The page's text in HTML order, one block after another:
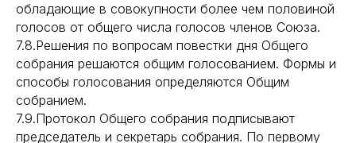
обладающие в совокупности более чем половиной
голосов от общего числа голосов членов Союза.
7.8.Решения по вопросам повестки дня Общего
собрания решаются общим голосованием. Формы и
способы голосования определяются Общим
собранием.
7.9.Протокол Общего собрания подписывают
председатель и секретарь собрания. По первому